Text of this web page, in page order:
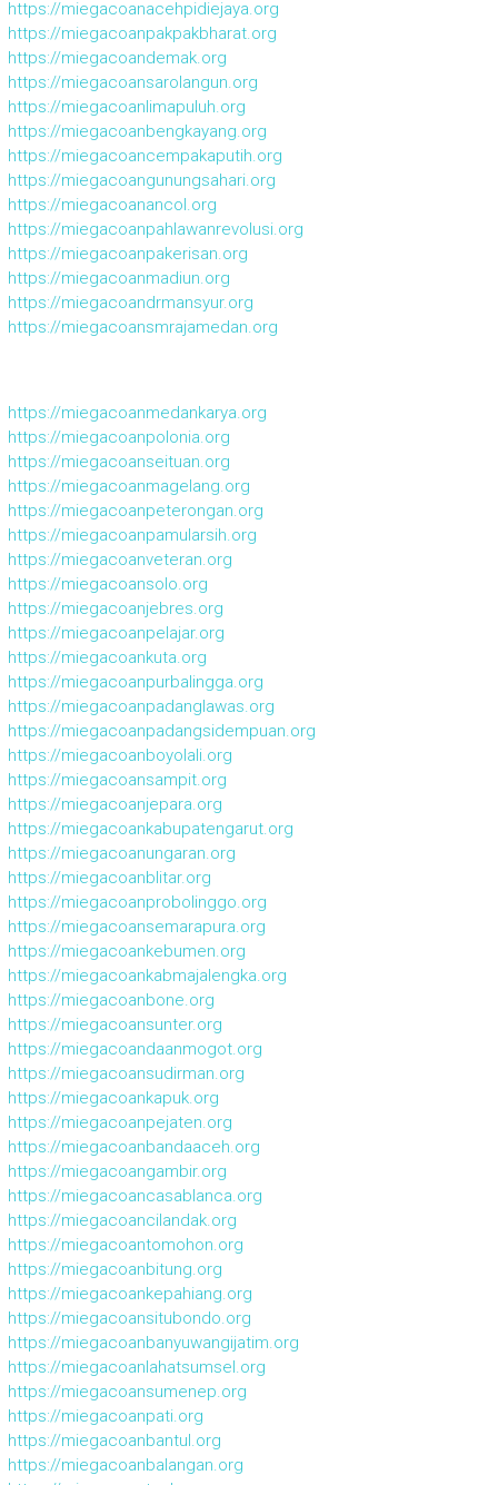
https://miegacoanacehpidiejaya.org
https://miegacoanpakpakbharat.org
https://miegacoandemak.org
https://miegacoansarolangun.org
https://miegacoanlimapuluh.org
https://miegacoanbengkayang.org
https://miegacoancempakaputih.org
https://miegacoangunungsahari.org
https://miegacoanancol.org
https://miegacoanpahlawanrevolusi.org
https://miegacoanpakerisan.org
https://miegacoanmadiun.org
https://miegacoandrmansyur.org
https://miegacoansmrajamedan.org
https://miegacoanmedankarya.org
https://miegacoanpolonia.org
https://miegacoanseituan.org
https://miegacoanmagelang.org
https://miegacoanpeterongan.org
https://miegacoanpamularsih.org
https://miegacoanveteran.org
https://miegacoansolo.org
https://miegacoanjebres.org
https://miegacoanpelajar.org
https://miegacoankuta.org
https://miegacoanpurbalingga.org
https://miegacoanpadanglawas.org
https://miegacoanpadangsidempuan.org
https://miegacoanboyolali.org
https://miegacoansampit.org
https://miegacoanjepara.org
https://miegacoankabupatengarut.org
https://miegacoanungaran.org
https://miegacoanblitar.org
https://miegacoanprobolinggo.org
https://miegacoansemarapura.org
https://miegacoankebumen.org
https://miegacoankabmajalengka.org
https://miegacoanbone.org
https://miegacoansunter.org
https://miegacoandaanmogot.org
https://miegacoansudirman.org
https://miegacoankapuk.org
https://miegacoanpejaten.org
https://miegacoanbandaaceh.org
https://miegacoangambir.org
https://miegacoancasablanca.org
https://miegacoancilandak.org
https://miegacoantomohon.org
https://miegacoanbitung.org
https://miegacoankepahiang.org
https://miegacoansitubondo.org
https://miegacoanbanyuwangijatim.org
https://miegacoanlahatsumsel.org
https://miegacoansumenep.org
https://miegacoanpati.org
https://miegacoanbantul.org
https://miegacoanbalangan.org